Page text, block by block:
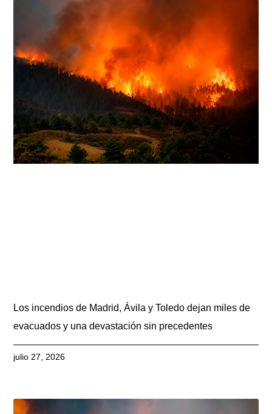
Los incendios de Madrid, Ávila y Toledo dejan miles de
evacuados y una devastación sin precedentes
julio 27, 2026